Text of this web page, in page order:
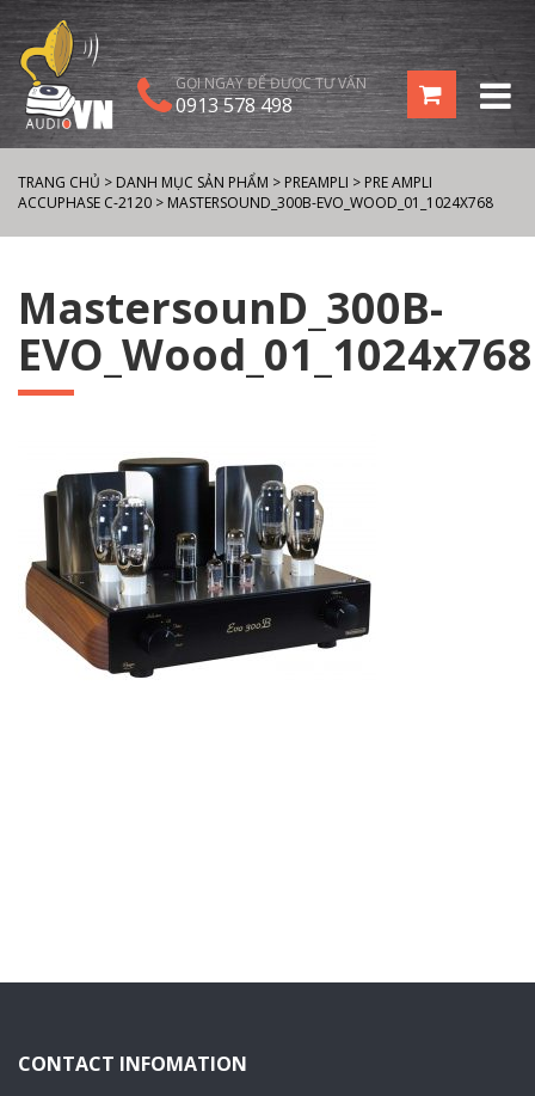
GỌI NGAY ĐỂ ĐƯỢC TƯ VẤN
0913 578 498
TRANG CHỦ > DANH MỤC SẢN PHẨM > PREAMPLI > PRE AMPLI
ACCUPHASE C-2120 > MASTERSOUND_300B-EVO_WOOD_01_1024X768
MastersounD_300B-
EVO_Wood_01_1024x768
CONTACT INFOMATION